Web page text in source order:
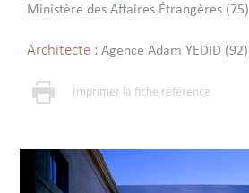
Ministère des Affaires Étrangères (75)
Architecte : Agence Adam YEDID (92)
Imprimer la fiche référence